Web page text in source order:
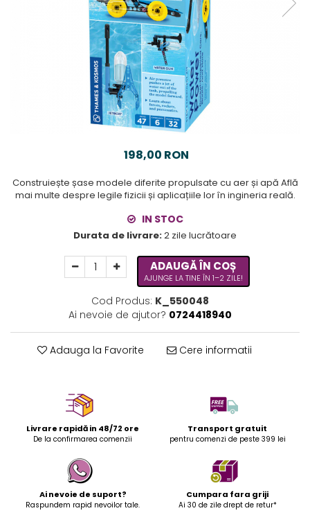
198,00 RON
Construiește șase modele diferite propulsate cu aer și apă Află
mai multe despre legile fizicii și aplicațiile lor în ingineria reală.
IN STOC
Durata de livrare:2 zile lucrătoare
ADAUGĂ ÎN COȘ
AJUNGE LA TINE ÎN 1–2 ZILE!
Cod Produs: K_550048
Ai nevoie de ajutor? 0724418940
Adauga la Favorite Cere informatii
Livrare rapidă in 48/72 ore
De la confirmarea comenzii
Transport gratuit
pentru comenzi de peste 399 lei
Ai nevoie de suport?
Raspundem rapid nevoilor tale.
Cumpara fara griji
Ai 30 de zile drept de retur*